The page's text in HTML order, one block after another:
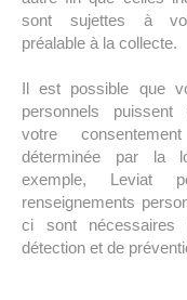
sont sujettes à
préalable à la collecte.
Il est possible que
personnels
votre
déterminée par la
exemple, Leviat
renseignements
ci sont
détection et de